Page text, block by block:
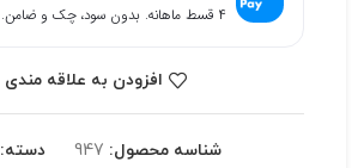
۴ قسط ماهانه. بدون سود، چک و ضامن.
افزودن به علاقه مندی
شناسه محصول: 947 دسته: